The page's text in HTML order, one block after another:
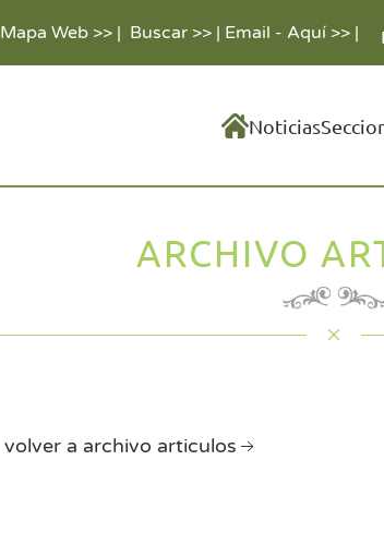
Mapa Web >>| Buscar >>| Email - Aquí >>|
Noticias
ARCHIVO
volver a archivo articulos